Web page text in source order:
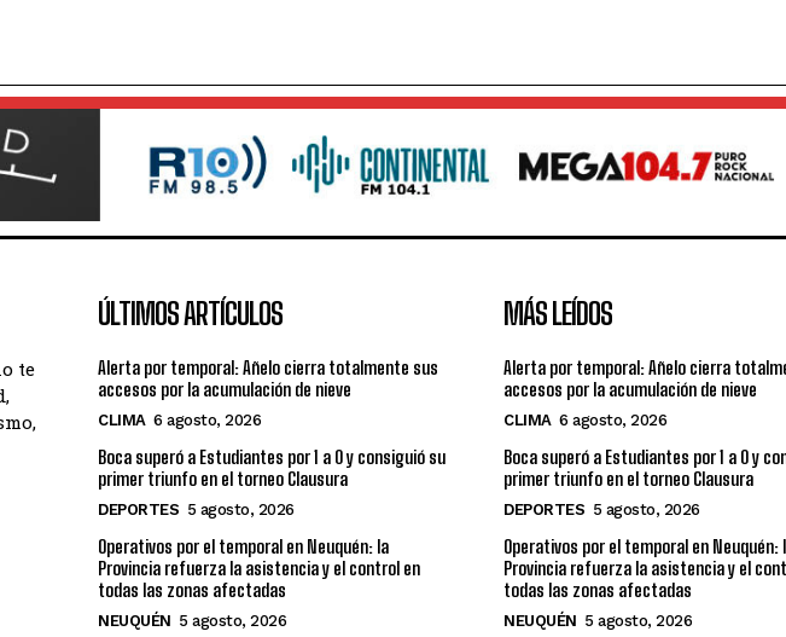
te
ÚLTIMOS ARTÍCULOS
Alerta por temporal: Añelo cierra totalmente sus
accesos por la acumulación de nieve
CLIMA 6 agosto, 2026
Boca superó a Estudiantes por 1 a 0 y consiguió su
primer triunfo en el torneo Clausura
DEPORTES 5 agosto, 2026
Operativos por el temporal en Neuquén: la
Provincia refuerza la asistencia y el control en
todas las zonas afectadas
NEUQUÉN 5 agosto, 2026
MÁS LEÍDOS
Alerta por temporal: Añelo cierra
accesos por la acumulación de nieve
CLIMA 6 agosto, 2026
Boca superó a Estudiantes por 1 a 0 y
primer triunfo en el torneo Clausura
DEPORTES 5 agosto, 2026
Operativos por el temporal en Neuquén:
Provincia refuerza la asistencia y el
todas las zonas afectadas
NEUQUÉN 5 agosto, 2026